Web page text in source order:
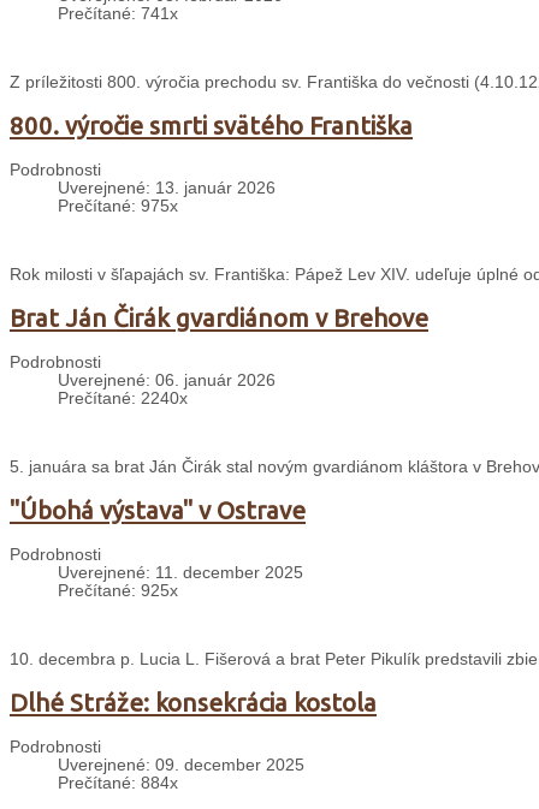
Prečítané: 741x
Z príležitosti 800. výročia prechodu sv. Františka do večnosti
800. výročie smrti svätého Františka
Podrobnosti
Uverejnené: 13. január 2026
Prečítané: 975x
Rok milosti v šľapajách sv. Františka: Pápež Lev XIV. udeľuje úplné
Brat Ján Čirák gvardiánom v Brehove
Podrobnosti
Uverejnené: 06. január 2026
Prečítané: 2240x
5. januára sa brat Ján Čirák stal novým gvardiánom kláštora v
"Úbohá výstava" v Ostrave
Podrobnosti
Uverejnené: 11. december 2025
Prečítané: 925x
10. decembra p. Lucia L. Fišerová a brat Peter Pikulík predstavili
Dlhé Stráže: konsekrácia kostola
Podrobnosti
Uverejnené: 09. december 2025
Prečítané: 884x